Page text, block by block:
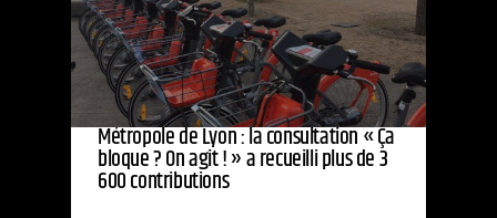
Métropole de Lyon : la consultation « Ça
bloque ? On agit ! » a recueilli plus de 3
600 contributions